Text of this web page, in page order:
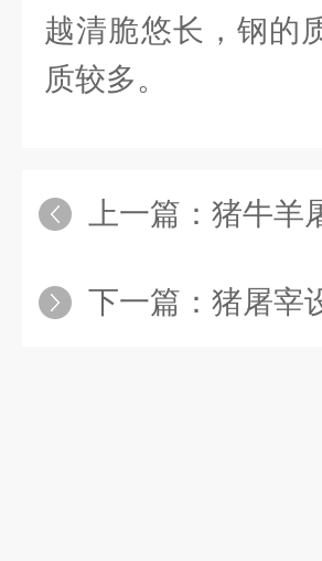
越清脆悠长，钢的
质较多。
上一篇： 猪牛羊
下一篇： 猪屠宰